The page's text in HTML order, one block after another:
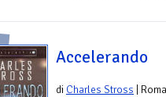
Accelerando
di Charles Stross |